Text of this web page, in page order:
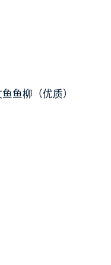
鱼柳（优质）